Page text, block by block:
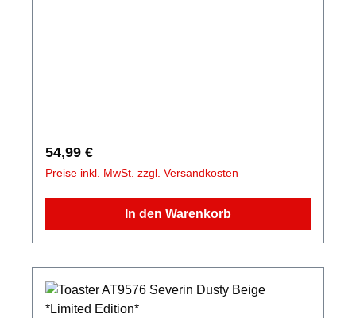
Regulärer Preis:
54,99 €
Preise inkl. MwSt. zzgl. Versandkosten
In den Warenkorb